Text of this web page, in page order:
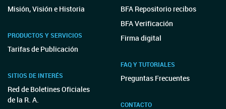
Misión, Visión e Historia
PRODUCTOS Y SERVICIOS
Tarifas de Publicación
SITIOS DE INTERÉS
Red de Boletines Oficiales
de la R. A.
BFA Repositorio recibos
BFA Verificación
Firma digital
FAQ Y TUTORIALES
Preguntas Frecuentes
CONTACTO